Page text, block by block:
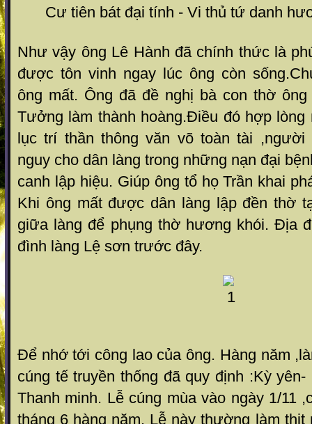
Cư tiên bát đại tính - Vi thủ tứ danh
Như vậy ông Lê Hành đã chính thức là
được tôn vinh ngay lúc ông còn
ông mất. Ông đã đề nghị bà con thờ
Tưởng làm thành hoàng.Điều đó hợp
lục trí thần thông văn võ toàn tài ,người
nguy cho dân làng trong những nạn đại
canh lập hiệu. Giúp ông tổ họ Trần khai
Khi ông mất được dân làng lập đền thờ
giữa làng để phụng thờ hương khói. Địa
đình làng Lệ sơn trước đây.
Để nhớ tới công lao của ông. Hàng năm
cúng tế truyền thống đã quy định :Kỳ
Thanh minh. Lễ cúng mùa vào ngày 1/11
tháng 6 hàng năm. Lễ này thường làm thịt